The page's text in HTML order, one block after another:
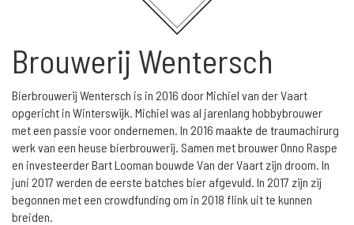
Brouwerij Wentersch
Bierbrouwerij Wentersch is in 2016 door Michiel van der Vaart
opgericht in Winterswijk. Michiel was al jarenlang hobbybrouwer
met een passie voor ondernemen. In 2016 maakte de traumachirurg
werk van een heuse bierbrouwerij. Samen met brouwer Onno Raspe
en investeerder Bart Looman bouwde Van der Vaart zijn droom. In
juni 2017 werden de eerste batches bier afgevuld. In 2017 zijn zij
begonnen met een crowdfunding om in 2018 flink uit te kunnen
breiden.